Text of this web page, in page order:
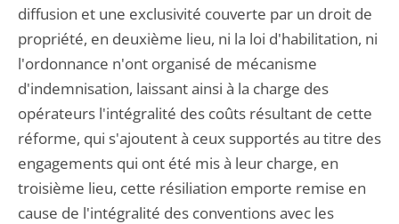
diffusion et une exclusivité couverte par un droit de
propriété, en deuxième lieu, ni la loi d'habilitation, ni
l'ordonnance n'ont organisé de mécanisme
d'indemnisation, laissant ainsi à la charge des
opérateurs l'intégralité des coûts résultant de cette
réforme, qui s'ajoutent à ceux supportés au titre des
engagements qui ont été mis à leur charge, en
troisième lieu, cette résiliation emporte remise en
cause de l'intégralité des conventions avec les